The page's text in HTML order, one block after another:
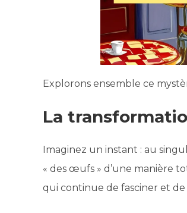
Explorons ensemble ce
La
Imaginez un instant : au
« des œufs » d’une manière
qui continue de fasciner et